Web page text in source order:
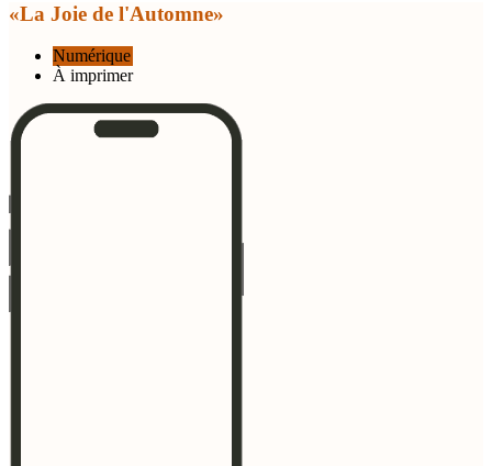
«La Joie de l'Automne»
Numérique
À imprimer